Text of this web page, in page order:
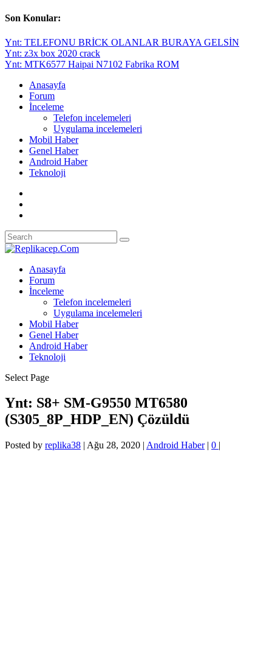
Son Konular:
Ynt: TELEFONU BRİCK OLANLAR BURAYA GELSİN
Ynt: z3x box 2020 crack
Ynt: MTK6577 Haipai N7102 Fabrika ROM
Anasayfa
Forum
İnceleme
Telefon incelemeleri
Uygulama incelemeleri
Mobil Haber
Genel Haber
Android Haber
Teknoloji
Anasayfa
Forum
İnceleme
Telefon incelemeleri
Uygulama incelemeleri
Mobil Haber
Genel Haber
Android Haber
Teknoloji
Select Page
Ynt: S8+ SM-G9550 MT6580
(S305_8P_HDP_EN) Çözüldü
Posted by replika38 | Ağu 28, 2020 | Android Haber| 0 |